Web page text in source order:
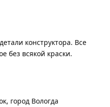
конструктора. Все
без всякой краски.
город Вологда